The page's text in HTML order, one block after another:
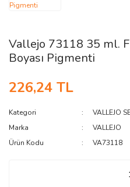
Vallejo 73118 35 ml.
Boyası Pigmenti
226,24 TL
Kategori
VALLEJO
Marka
VALLEJO
Ürün Kodu
VA73118